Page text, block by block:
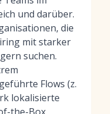
und darüber.
die
mit starker
suchen.
Flows (z.
lokalisierte